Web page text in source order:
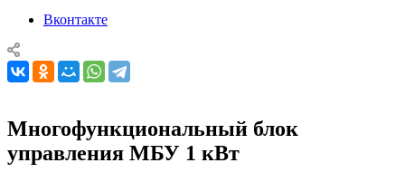
Вконтакте
Многофункциональный блок
управления МБУ 1 кВт